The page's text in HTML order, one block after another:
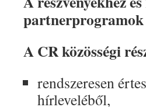
partnerprogramok
A CR közösségi
rendszeresen
hírleveléből,